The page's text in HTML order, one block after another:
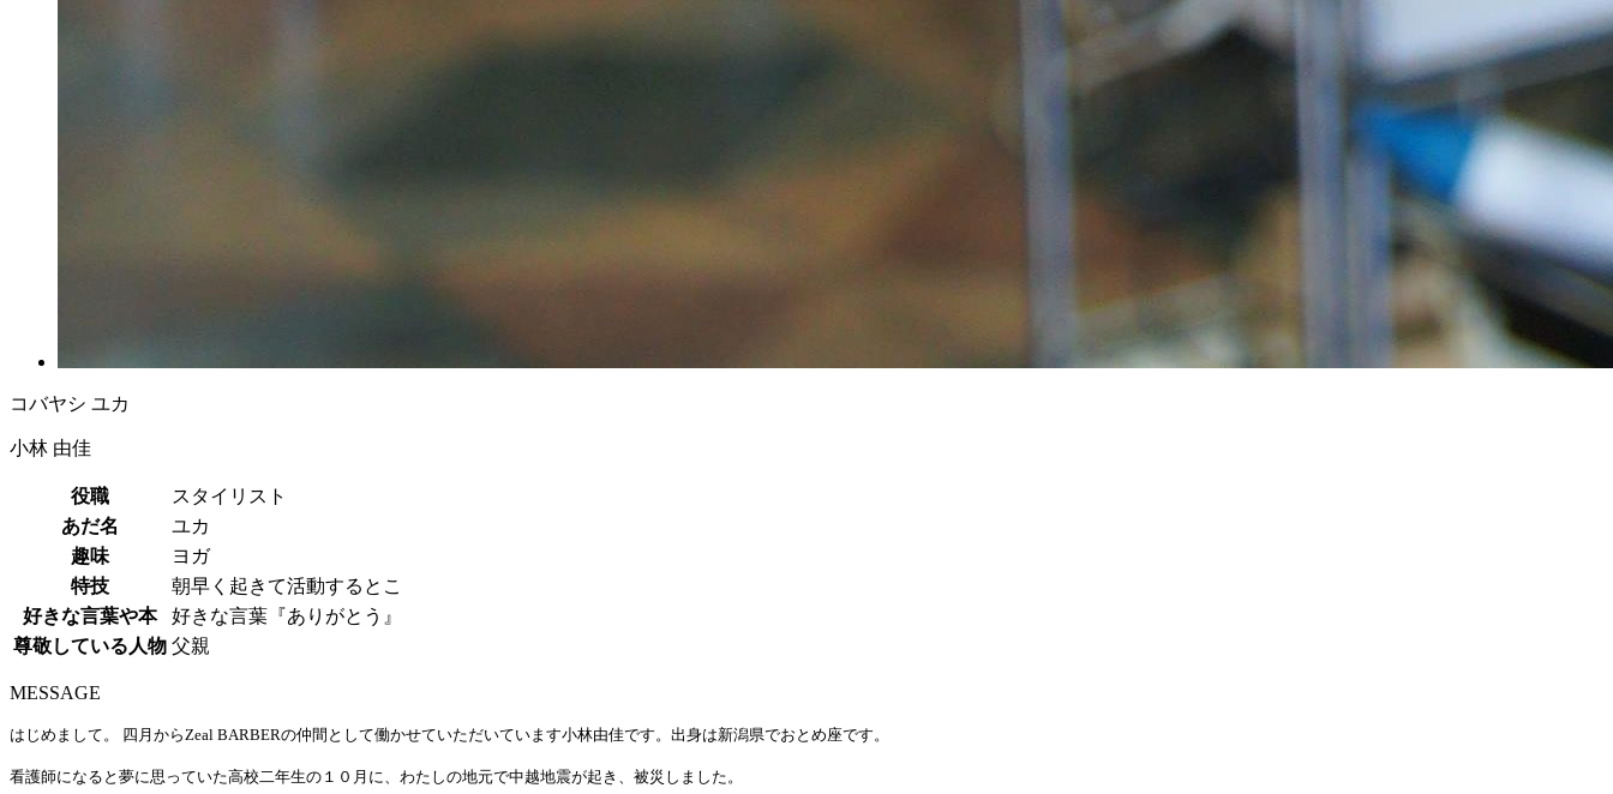
コバヤシ ユカ
小林 由佳
役職
スタイリスト
あだ名
ユカ
趣味
ヨガ
特技
朝早く起きて活動するとこ
好きな言葉や本
好きな言葉『ありがとう』
尊敬している人物 父親
MESSAGE
はじめまして。 四月からZeal BARBERの仲間として働かせていただいています小林由佳です。出身は新潟県でおとめ座です。
看護師になると夢に思っていた高校二年生の１０月に、わたしの地元で中越地震が起き、被災しました。